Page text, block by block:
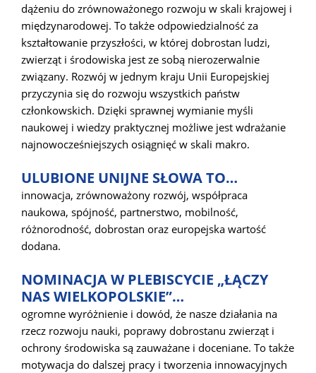
dążeniu do zrównoważonego rozwoju w skali krajowej i
międzynarodowej. To także odpowiedzialność za
kształtowanie przyszłości, w której dobrostan ludzi,
zwierząt i środowiska jest ze sobą nierozerwalnie
związany. Rozwój w jednym kraju Unii Europejskiej
przyczynia się do rozwoju wszystkich państw
członkowskich. Dzięki sprawnej wymianie myśli
naukowej i wiedzy praktycznej możliwe jest wdrażanie
najnowocześniejszych osiągnięć w skali makro.
ULUBIONE UNIJNE SŁOWA TO…
innowacja, zrównoważony rozwój, współpraca
naukowa, spójność, partnerstwo, mobilność,
różnorodność, dobrostan oraz europejska wartość
dodana.
NOMINACJA W PLEBISCYCIE „ŁĄCZY
NAS WIELKOPOLSKIE”…
ogromne wyróżnienie i dowód, że nasze działania na
rzecz rozwoju nauki, poprawy dobrostanu zwierząt i
ochrony środowiska są zauważane i doceniane. To także
motywacja do dalszej pracy i tworzenia innowacyjnych